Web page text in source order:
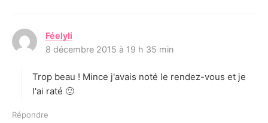
Féelyli
i
:
8 décembre 2015 à 19 h 35 min
Trop beau ! Mince j'avais noté le rendez-vous et je
l'ai raté 🙁
Répondre